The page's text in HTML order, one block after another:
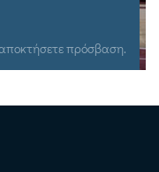
πρόσβαση.